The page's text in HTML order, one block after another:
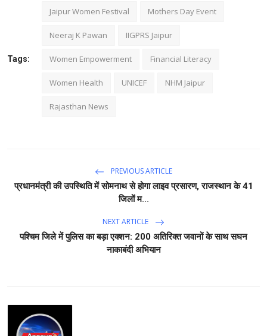
Tags:
Jaipur Women Festival Mothers Day Event
Neeraj K Pawan IIGPRS Jaipur
Women Empowerment Financial Literacy
Women Health UNICEF NHM Jaipur
Rajasthan News
PREVIOUS ARTICLE
प्रधानमंत्री की उपस्थिति में सोमनाथ से होगा लाइव प्रसारण, राजस्थान के 41
जिलों म...
NEXT ARTICLE
पश्चिम जिले में पुलिस का बड़ा एक्शन: 200 अतिरिक्त जवानों के साथ सघन
नाकाबंदी अभियान